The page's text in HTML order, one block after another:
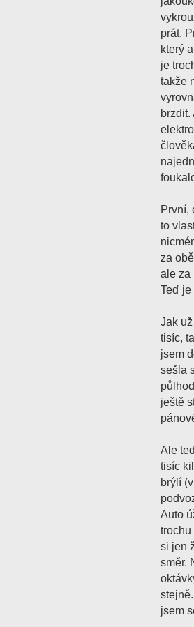
prát.
který
je
takže
První,
to
za
ale za
Teď je
Jak
tisíc,
jsem
sešla
ještě
Ale
tisíc
brýlí
Auto
trochu
si jen
směr.
jsem